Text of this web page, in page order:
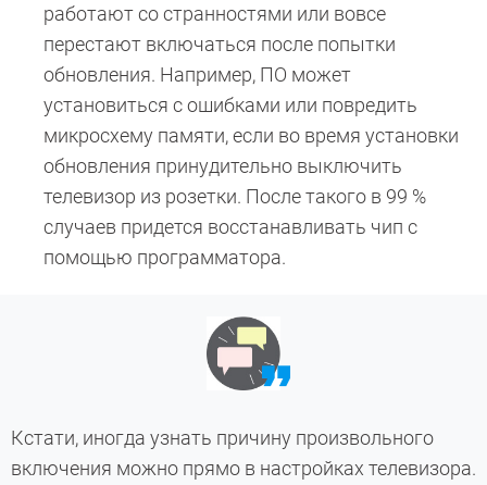
работают со странностями или вовсе
перестают включаться после попытки
обновления. Например, ПО может
установиться с ошибками или повредить
микросхему памяти, если во время установки
обновления принудительно выключить
телевизор из розетки. После такого в 99 %
случаев придется восстанавливать чип с
помощью программатора.
Кстати, иногда узнать причину произвольного
включения можно прямо в настройках телевизора.